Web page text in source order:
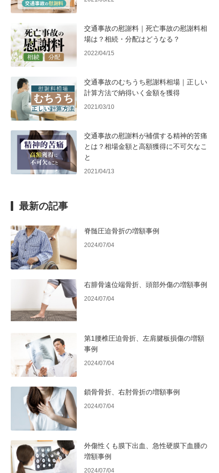
交通事故の慰謝料｜死亡事故の慰謝料相
場は？相続・分配はどうなる？
2022/04/15
交通事故のむちうち慰謝料相場｜正しい
計算方法で納得いく金額を獲得
2021/03/10
交通事故の慰謝料が補償する精神的苦痛
とは？相場金額と高額獲得に不可欠なこ
と
2021/04/13
最新の記事
脊髄圧迫骨折の増額事例
2024/07/04
右腓骨遠位端骨折、頭部外傷の増額事例
2024/07/04
第1腰椎圧迫骨折、左肩腱板損傷の増額
事例
2024/07/04
鎖骨骨折、右肘骨折の増額事例
2024/07/04
外傷性くも膜下出血、急性硬膜下血腫の
増額事例
2024/07/04